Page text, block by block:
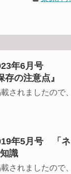
年6月号
の注意点』
されましたので、
年5月号 「ネ
識
されましたので、